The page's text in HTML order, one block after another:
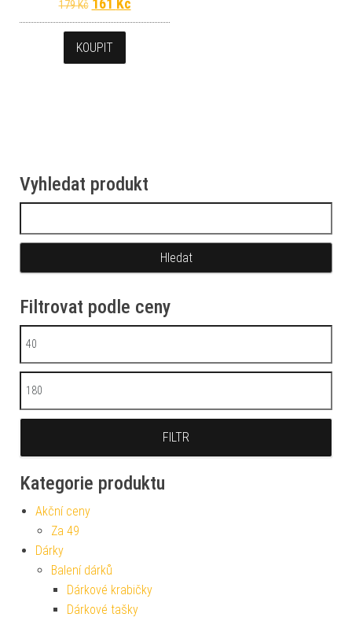
179Kč 161 Kč
KOUPIT
Vyhledat produkt
Filtrovat podle ceny
Minimální cena
Maximální cena
FILTR
Kategorie produktu
Akční ceny
Za 49
Dárky
Balení dárků
Dárkové krabičky
Dárkové tašky